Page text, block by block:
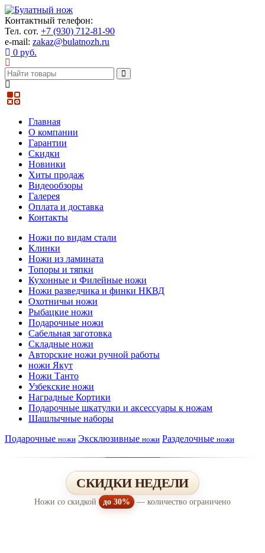
Контактный телефон:
Тел. сот. +7 (930) 712-81-90
e-mail: zakaz@bulatnozh.ru
0 руб.
Главная
О компании
Гарантии
Скидки
Новинки
Хиты продаж
Видеообзоры
Галерея
Оплата и доставка
Контакты
Ножи по видам стали
Клинки
Ножи из ламината
Топоры и тяпки
Кухонные и Филейные ножи
Ножи разведчика и финки НКВД
Охотничьи ножи
Рыбацкие ножи
Подарочные ножи
Сабельная заготовка
Складные ножи
Авторские ножи ручной работы
ножи Якут
Ножи Танто
Узбекские ножи
Наградные Кортики
Подарочные шкатулки и аксессуары к ножам
Шашлычные наборы
Подарочные ножи Эксклюзивные ножи Разделочные ножи
СКИДКИ НЕДЕЛИ
Ножи со скидкой до 30% — количество ограничено